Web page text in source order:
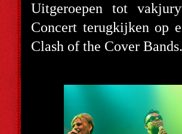
Uitgeroepen tot
Concert terugkijken op
Clash of the Cover Bands.